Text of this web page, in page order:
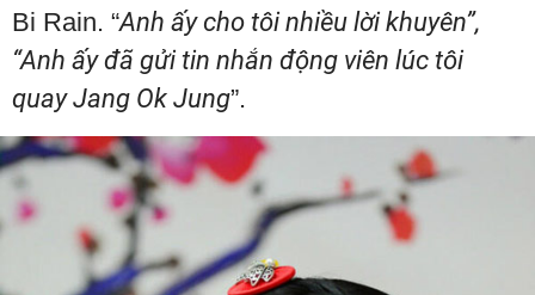
Bi Rain. “Anh ấy cho tôi nhiều lời khuyên”,
“Anh ấy đã gửi tin nhắn động viên lúc tôi
quay Jang Ok Jung”.